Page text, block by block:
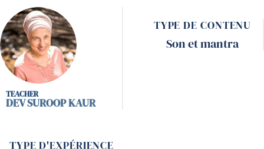
DEV SUROOP KAUR
TYPE DE CONTENU
Son et mantra
TYPE D'EXPÉRIENCE